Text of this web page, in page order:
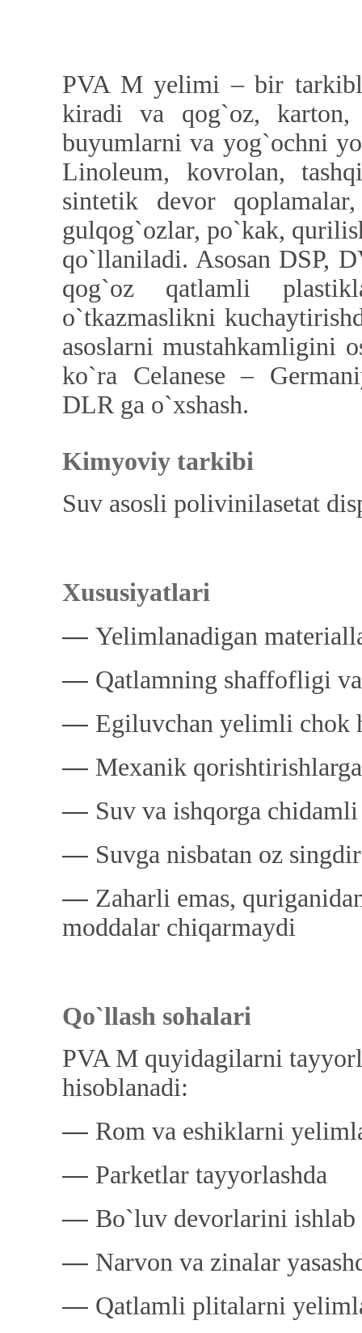
PVA M yelimi – bir
kiradi va qog`oz, karton,
buyumlarni va yog`ochni
Linoleum, kovrolan,
sintetik devor
gulqog`ozlar, po`kak,
qo`llaniladi. Asosan DSP,
qog`oz qatlamli
o`tkazmaslikni
asoslarni mustahkamligini
ko`ra Celanese –
DLR ga o`xshash.
Kimyoviy tarkibi
Suv asosli polivinilasetat
Xususiyatlari
― Yelimlanadigan
― Qatlamning shaffofligi
― Egiluvchan yelimli chok
― Mexanik
― Suv va ishqorga chidamli
― Suvga nisbatan oz
― Zaharli emas,
moddalar chiqarmaydi
Qo`llash sohalari
PVA M quyidagilarni
hisoblanadi:
― Rom va eshiklarni
― Parketlar tayyorlashda
― Bo`luv devorlarini ishlab
― Narvon va zinalar
― Qatlamli plitalarni